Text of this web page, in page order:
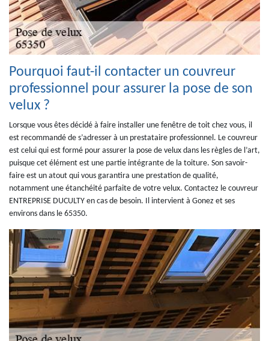
Pourquoi faut-il contacter un couvreur
professionnel pour assurer la pose de son
velux ?
Lorsque vous êtes décidé à faire installer une fenêtre de toit chez vous, il
est recommandé de s’adresser à un prestataire professionnel. Le couvreur
est celui qui est formé pour assurer la pose de velux dans les règles de l’art,
puisque cet élément est une partie intégrante de la toiture. Son savoir-
faire est un atout qui vous garantira une prestation de qualité,
notamment une étanchéité parfaite de votre velux. Contactez le couvreur
ENTREPRISE DUCULTY en cas de besoin. Il intervient à Gonez et ses
environs dans le 65350.